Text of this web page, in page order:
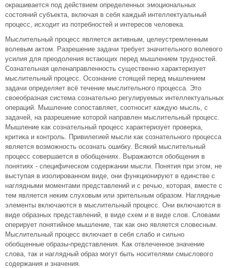
окрашивается под действием определенных эмоциональных
состояний субъекта, включая в себя каждый интеллектуальный
процесс, исходит из потребностей и интересов человека.
Мыслительный процесс является активным, целеустремленным
волевым актом. Разрешение задачи требует значительного волевого
усилия для преодоления встающих перед мышлением трудностей.
Сознательная целенаправленность существенно характеризует
мыслительный процесс. Осознание стоящей перед мышлением
задачи определяет всё течение мыслительного процесса. Это
своеобразная система сознательно регулируемых интеллектуальных
операций. Мышление сопоставляет, соотносит каждую мысль, с
задачей, на разрешение которой направлен мыслительный процесс.
Мышление как сознательный процесс характеризует проверка,
критика и контроль. Привилегией мысли как сознательного процесса
является возможность осознать ошибку. Всякий мыслительный
процесс совершается в обобщениях. Выражаются обобщения в
понятиях - специфическом содержании мысли. Понятия при этом, не
выступая в изолированном виде, они функционируют в единстве с
наглядными моментами представлений и с речью, которая, вместе с
тем является неким слуховым или зрительным образом. Наглядные
элементы включаются в мыслительный процесс. Они включаются в
виде образных представлений, в виде схем и в виде слов. Словами
оперирует понятийное мышление, так как оно является словесным.
Мыслительный процесс включает в себя слабо и сильно
обобщенные образы-представления. Как отвлеченное значение
слова, так и наглядный образ могут быть носителями смыслового
содержания и значения.